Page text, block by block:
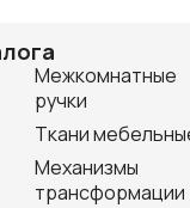
Межкомнатные
ручки
Ткани
Механизмы
трансформации